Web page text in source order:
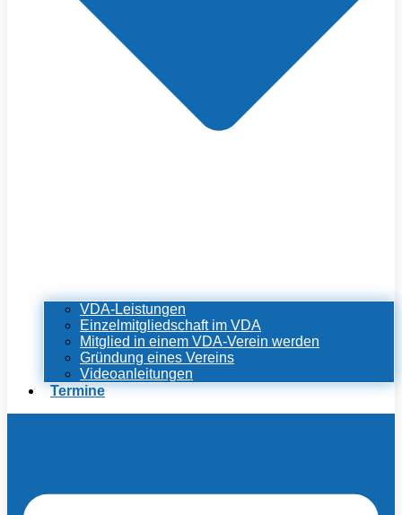
VDA-Leistungen
Einzelmitgliedschaft im VDA
Mitglied in einem VDA-Verein werden
Gründung eines Vereins
Videoanleitungen
Termine